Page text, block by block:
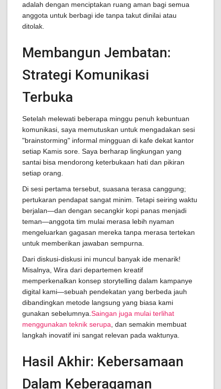
adalah dengan menciptakan ruang aman bagi semua
anggota untuk berbagi ide tanpa takut dinilai atau
ditolak.
Membangun Jembatan:
Strategi Komunikasi
Terbuka
Setelah melewati beberapa minggu penuh kebuntuan
komunikasi, saya memutuskan untuk mengadakan sesi
"brainstorming" informal mingguan di kafe dekat kantor
setiap Kamis sore. Saya berharap lingkungan yang
santai bisa mendorong keterbukaan hati dan pikiran
setiap orang.
Di sesi pertama tersebut, suasana terasa canggung;
pertukaran pendapat sangat minim. Tetapi seiring waktu
berjalan—dan dengan secangkir kopi panas menjadi
teman—anggota tim mulai merasa lebih nyaman
mengeluarkan gagasan mereka tanpa merasa tertekan
untuk memberikan jawaban sempurna.
Dari diskusi-diskusi ini muncul banyak ide menarik!
Misalnya, Wira dari departemen kreatif
memperkenalkan konsep storytelling dalam kampanye
digital kami—sebuah pendekatan yang berbeda jauh
dibandingkan metode langsung yang biasa kami
gunakan sebelumnya. Saingan juga mulai terlihat
menggunakan teknik serupa , dan semakin membuat
langkah inovatif ini sangat relevan pada waktunya.
Hasil Akhir: Kebersamaan
Dalam Keberagaman